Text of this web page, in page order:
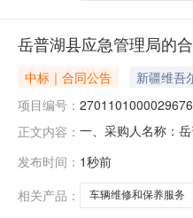
岳普湖县应急管理局的
中标｜合同公告 新疆维吾
项目编号：
正文内容： 一、采购人名称：
服务要求或标的基
县市
发布时间： 1秒前
相关产品：
车辆维修和保养服务